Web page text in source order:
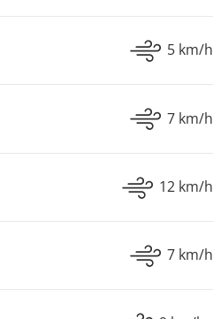
5 km/h
7 km/h
12 km/h
7 km/h